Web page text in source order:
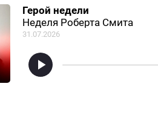
Герой недели
Неделя Роберта Смита
31.07.2026